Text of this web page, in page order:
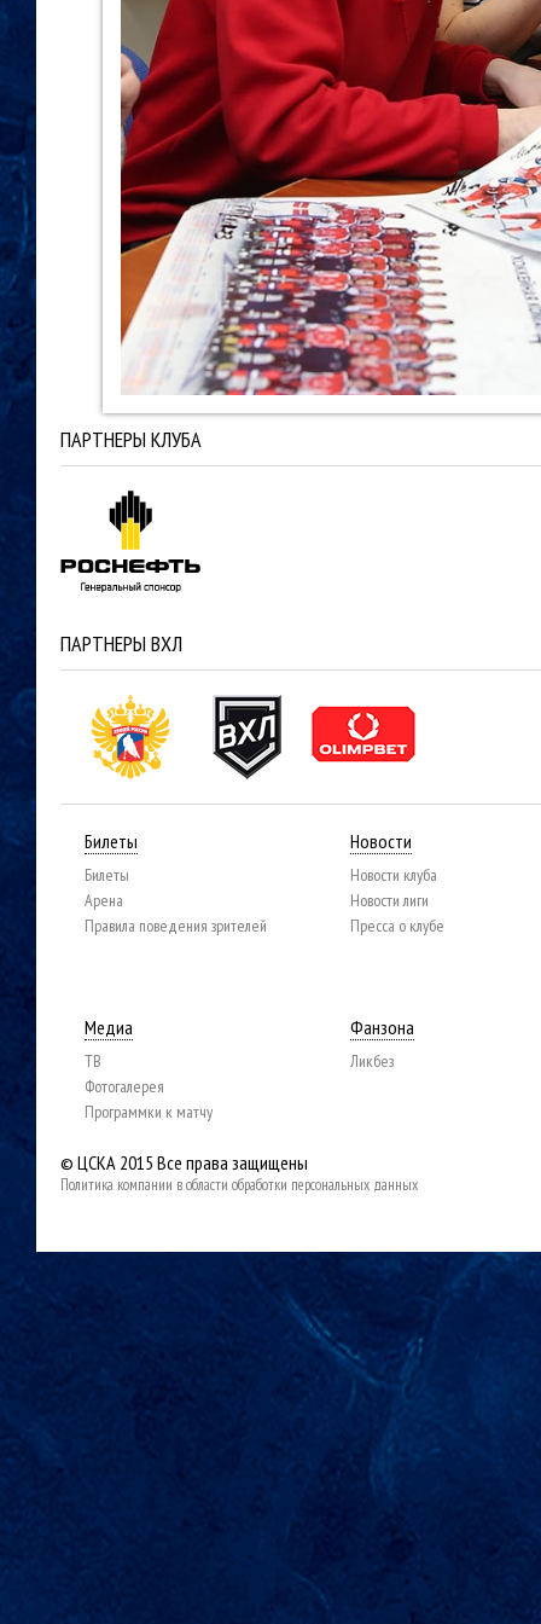
ПАРТНЕРЫ КЛУБА
ПАРТНЕРЫ ВХЛ
Билеты
Билеты
Арена
Правила поведения зрителей
Новости
Новости клуба
Новости лиги
Пресса о клубе
Медиа
ТВ
Фотогалерея
Программки к матчу
Фанзона
Ликбез
© ЦСКА 2015 Все права защищены
Политика компании в области обработки персональных данных